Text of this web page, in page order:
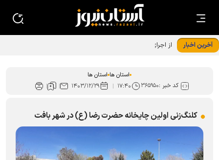
آخرین اخبار
استان ها استان ها
کد خبر :۳۶۵۹۵۰ ۱۷:۴۰ ۱۴۰۳/۱۲/۲۹
کلنگ‌زنی اولین چایخانه حضرت رضا (ع) در شهر بافت